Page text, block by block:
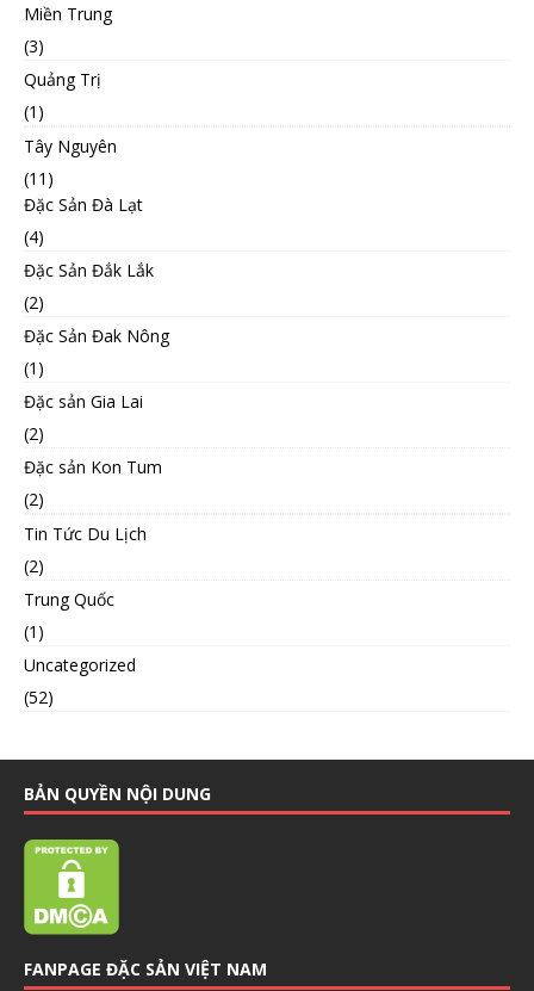
Miền Trung
(3)
Quảng Trị
(1)
Tây Nguyên
(11)
Đặc Sản Đà Lạt
(4)
Đặc Sản Đắk Lắk
(2)
Đặc Sản Đak Nông
(1)
Đặc sản Gia Lai
(2)
Đặc sản Kon Tum
(2)
Tin Tức Du Lịch
(2)
Trung Quốc
(1)
Uncategorized
(52)
BẢN QUYỀN NỘI DUNG
FANPAGE ĐẶC SẢN VIỆT NAM